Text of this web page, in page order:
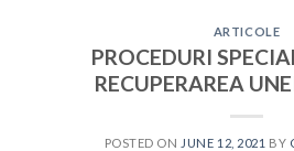
ARTICOLE
PROCEDURI
RECUPERAREA
POSTED ON JUNE 12, 2021 BY